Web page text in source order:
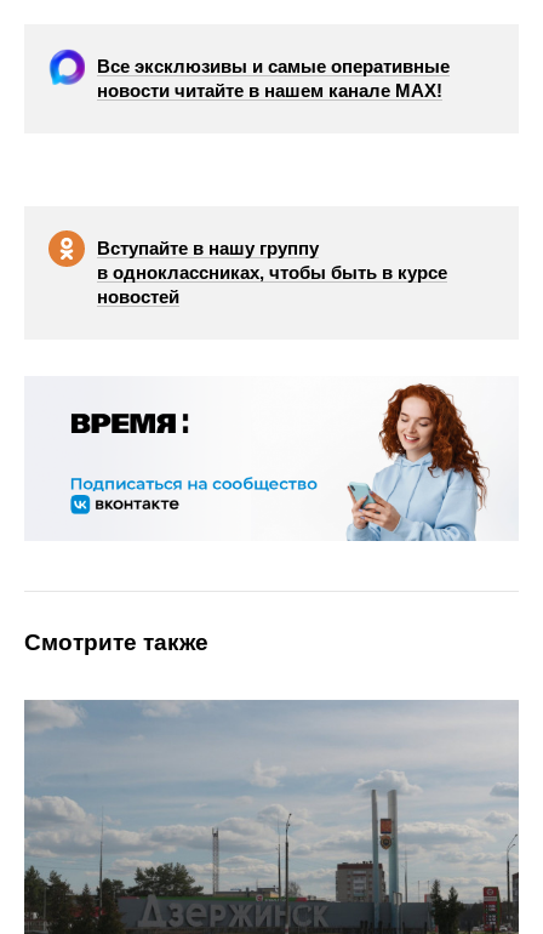
Все эксклюзивы и самые оперативные
новости читайте в нашем канале МАХ!
Вступайте в нашу группу
в одноклассниках, чтобы быть в курсе
новостей
Смотрите также